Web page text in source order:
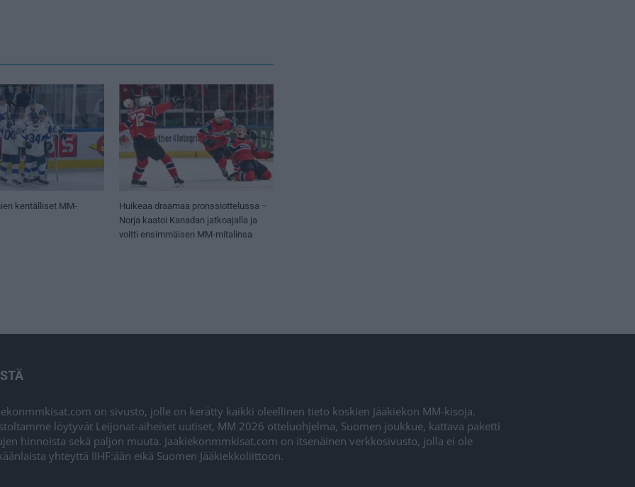
kentälliset MM-
Huikeaa draamaa pronssiottelussa –
Norja kaatoi Kanadan jatkoajalla ja
voitti ensimmäisen MM-mitalinsa
on sivusto, jolle on kerätty kaikki oleellinen tieto koskien Jääkiekon MM-kisoja.
löytyvät Leijonat-aiheiset uutiset, MM 2026 otteluohjelma, Suomen joukkue, kattava paketti
hinnoista sekä paljon muuta. Jaakiekonmmkisat.com on itsenäinen verkkosivusto, jolla ei ole
yhteyttä IIHF:ään eikä Suomen Jääkiekkoliittoon.